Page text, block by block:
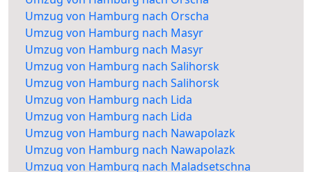
Umzug von Hamburg nach Orscha
Umzug von Hamburg nach Masyr
Umzug von Hamburg nach Masyr
Umzug von Hamburg nach Salihorsk
Umzug von Hamburg nach Salihorsk
Umzug von Hamburg nach Lida
Umzug von Hamburg nach Lida
Umzug von Hamburg nach Nawapolazk
Umzug von Hamburg nach Nawapolazk
Umzug von Hamburg nach Maladsetschna